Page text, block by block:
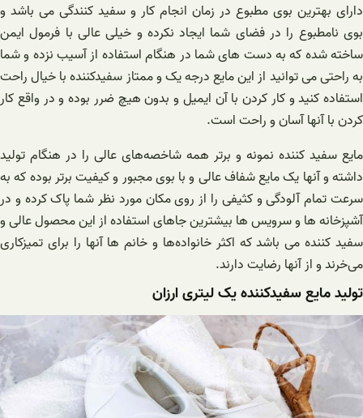
دارای بهترین بوی مطبوع در زمان انجام کار و سفید کنندگی می باشد و
بوی نامطبوع را در فضای شما ایجاد نکرده و خیلی عالی با فرمول ایمن
ساخته شده که به دست های شما در هنگام استفاده از آسیب نزده و شما
به راحتی می توانید از این مایع درجه یک و ممتاز سفیدکننده با خیال راحت
استفاده کنید و کار کردن با آن ایمیل و بدون هیچ ضرر بوده و در واقع کار
کردن با آنها آسان و راحت است.
مایع سفید کننده نمونه و برتر همه شاخصه‌های عالی را در هنگام تولید
داشته و آنها یک مایع شفاف عالی و با بوی مجبور و کیفیت برتر بوده که به
سرعت تمام آلودگی و کثیفی را از روی مکان مورد نظر شما پاک کرده و در
آشپزخانه ها و سرویس ها بیشترین جاهای استفاده از این محصول عالی و
سفید کننده می باشد که اکثر خانواده‌ها و خانم ها آنها را برای تمیزکاری
می‌خرند و از آنها رضایت دارند.
تولید مایع سفیدکننده یک لیتری ارزان